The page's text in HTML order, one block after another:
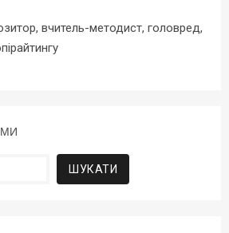
вчитель-методист, головред,